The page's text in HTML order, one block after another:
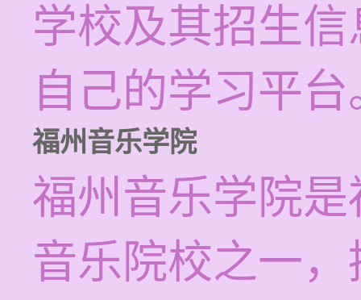
学校及其招生
自己的学习平台
福州音乐学院
福州音乐学院
音乐院校之一